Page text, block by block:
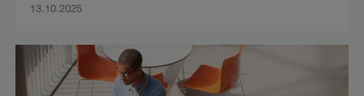
13.10.2025